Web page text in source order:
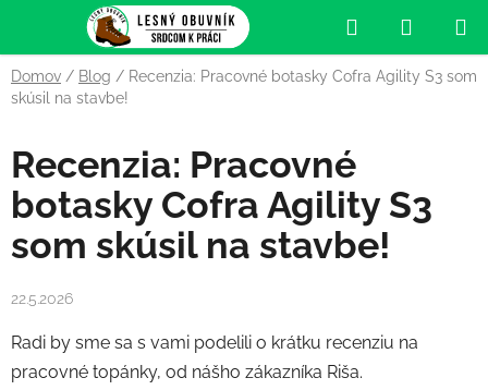
obsah
Hľadať
KOŠÍK
Domov / Blog / Recenzia: Pracovné botasky Cofra Agility S3 som
skúsil na stavbe!
Recenzia: Pracovné
botasky Cofra Agility S3
som skúsil na stavbe!
22.5.2026
Radi by sme sa s vami podelili o krátku recenziu na
pracovné topánky, od nášho zákazníka Riša.